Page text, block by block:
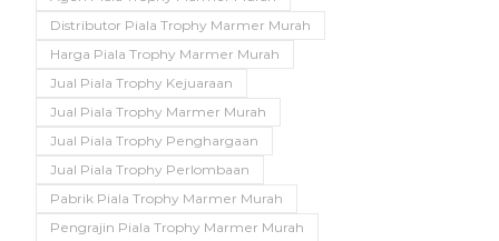
Distributor Piala Trophy Marmer Murah
Harga Piala Trophy Marmer Murah
Jual Piala Trophy Kejuaraan
Jual Piala Trophy Marmer Murah
Jual Piala Trophy Penghargaan
Jual Piala Trophy Perlombaan
Pabrik Piala Trophy Marmer Murah
Pengrajin Piala Trophy Marmer Murah